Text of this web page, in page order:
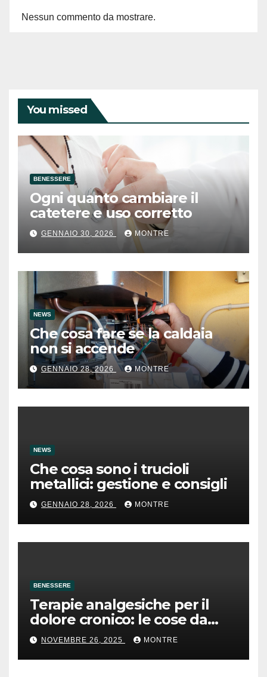
Nessun commento da mostrare.
You missed
BENESSERE
Ogni quanto cambiare il
catetere e uso corretto
GENNAIO 30, 2026 MONTRE
NEWS
Che cosa fare se la caldaia
non si accende
GENNAIO 28, 2026 MONTRE
NEWS
Che cosa sono i trucioli
metallici: gestione e consigli
GENNAIO 28, 2026 MONTRE
BENESSERE
Terapie analgesiche per il
dolore cronico: le cose da
sapere
NOVEMBRE 26, 2025 MONTRE